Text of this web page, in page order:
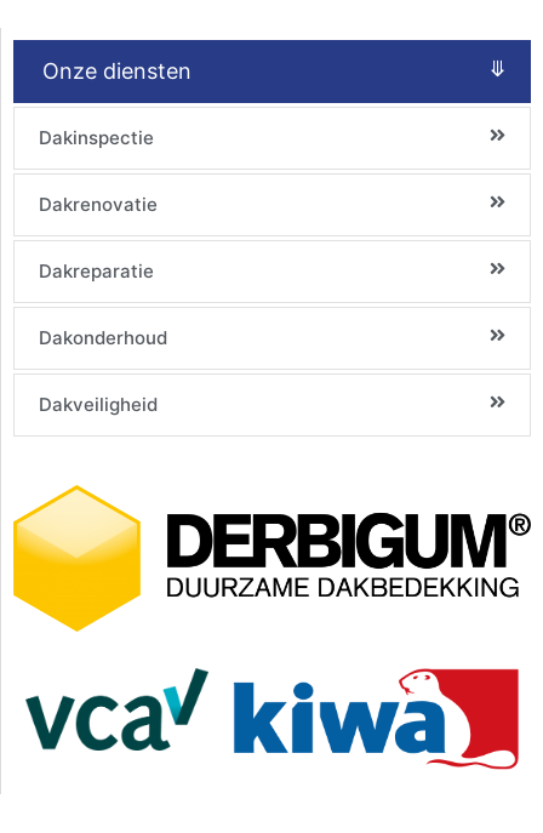
Onze diensten ⤋
Dakinspectie
Dakrenovatie
Dakreparatie
Dakonderhoud
Dakveiligheid